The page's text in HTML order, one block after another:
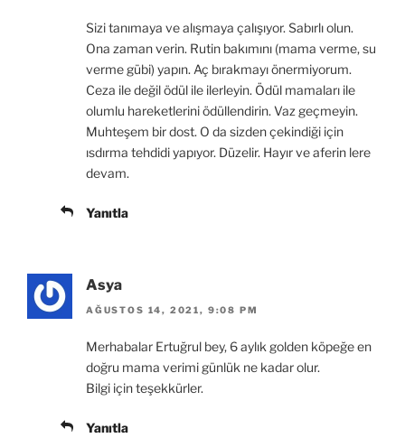
Sizi tanımaya ve alışmaya çalışıyor. Sabırlı olun.
Ona zaman verin. Rutin bakımını (mama verme, su
verme gübi) yapın. Aç bırakmayı önermiyorum.
Ceza ile değil ödül ile ilerleyin. Ödül mamaları ile
olumlu hareketlerini ödüllendirin. Vaz geçmeyin.
Muhteşem bir dost. O da sizden çekindiği için
ısdırma tehdidi yapıyor. Düzelir. Hayır ve aferin lere
devam.
Yanıtla
Asya
AĞUSTOS 14, 2021, 9:08 PM
Merhabalar Ertuğrul bey, 6 aylık golden köpeğe en
doğru mama verimi günlük ne kadar olur.
Bilgi için teşekkürler.
Yanıtla